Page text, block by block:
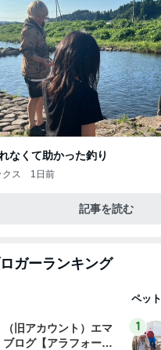
なくて助かった釣り
ス 1日前
記事を読む
ガーランキング
（旧アカウント）エマ
ブログ【アラフォー会
ペット
1